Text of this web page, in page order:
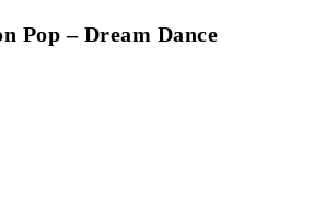
Pop – Dream Dance